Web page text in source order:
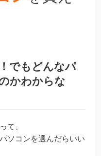
でもどんなパ
かわからな
て、
ソコンを選んだらいい